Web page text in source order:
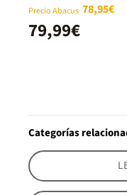
Precio Abacus 78,95€
79,99€
Categorías